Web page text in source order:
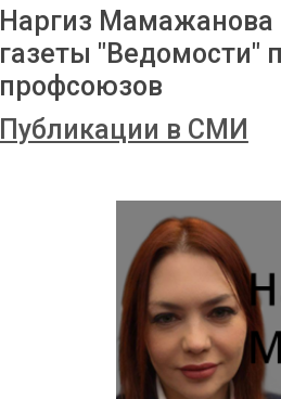
Наргиз Мамажанова
газеты "Ведомости"
профсоюзов
Публикации в СМИ